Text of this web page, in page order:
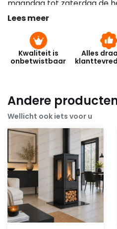
maandag tot zaterdag de
vragen.
Lees meer
Kwaliteit is
onbetwistbaar
Alles
Andere
Wellicht ook iets voor u